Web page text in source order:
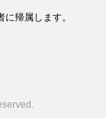
帰属します。